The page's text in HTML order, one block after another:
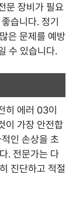
문 장비가 필요
습니다. 정기
은 문제를 예방
수 있습니다.
히 에러 03이
이 가장 안전합
인 손상을 초
. 전문가는 다
진단하고 적절